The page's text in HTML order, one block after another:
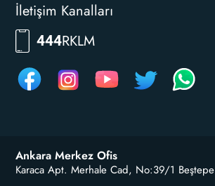
İletişim Kanalları
4447556
Ankara Merkez Ofis
Karaca Apt. Merhale Cad, No:39/1 Beştepe